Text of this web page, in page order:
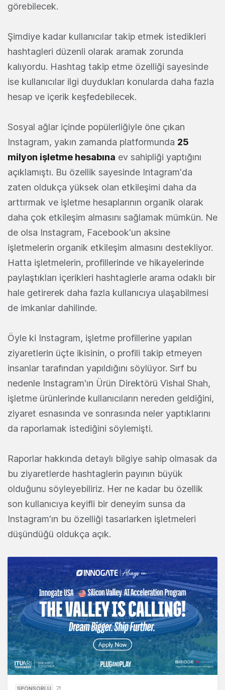
görebilecek.
Şimdiye kadar kullanıcılar takip etmek istedikleri
hashtagleri düzenli olarak aramak zorunda
kalıyordu. Hashtag takip etme özelliği sayesinde
ise kullanıcılar ilgi duydukları konularda daha fazla
hesap ve içerik keşfedebilecek.
Sosyal ağlar içinde popülerliğiyle öne çıkan
Instagram, yakın zamanda platformunda 25
milyon işletme hesabına ev sahipliği yaptığını
açıklamıştı. Bu özellik sayesinde Intagram'da
zaten oldukça yüksek olan etkileşimi daha da
arttırmak ve işletme hesaplarının organik olarak
daha çok etkileşim almasını sağlamak mümkün. Ne
de olsa Instagram, Facebook'un aksine
işletmelerin organik etkileşim almasını destekliyor.
Hatta işletmelerin, profillerinde ve hikayelerinde
paylaştıkları içerikleri hashtaglerle arama odaklı bir
hale getirerek daha fazla kullanıcıya ulaşabilmesi
de imkanlar dahilinde.
Öyle ki Instagram, işletme profillerine yapılan
ziyaretlerin üçte ikisinin, o profili takip etmeyen
insanlar tarafından yapıldığını söylüyor. Sırf bu
nedenle Instagram'ın Ürün Direktörü Vishal Shah,
işletme ürünlerinde kullanıcıların nereden geldiğini,
ziyaret esnasında ve sonrasında neler yaptıklarını
da raporlamak istediğini söylemişti.
Raporlar hakkında detaylı bilgiye sahip olmasak da
bu ziyaretlerde hashtaglerin payının büyük
olduğunu söyleyebiliriz. Her ne kadar bu özellik
son kullanıcıya keyifli bir deneyim sunsa da
Instagram'ın bu özelliği tasarlarken işletmeleri
düşündüğü oldukça açık.
SPONSORLU